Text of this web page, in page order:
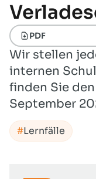
PDF
Wir stellen
internen
finden Sie
September
Lernfälle